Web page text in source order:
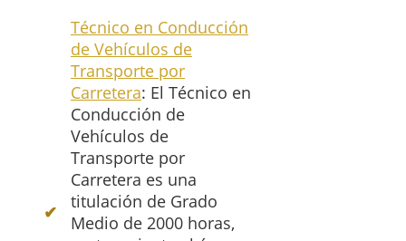
Técnico en Conducción
de Vehículos de
Transporte por
Carretera: El Técnico en
Conducción de
Vehículos de
Transporte por
Carretera es una
titulación de Grado
Medio de 2000 horas,